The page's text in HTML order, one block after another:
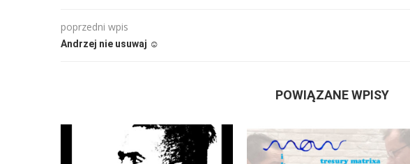
poprzedni wpis
Andrzej nie usuwaj ☺
POWIĄZANE WPISY